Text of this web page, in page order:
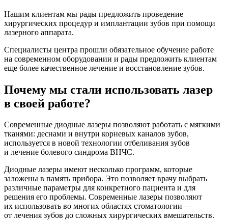
Нашим клиентам мы рады предложить проведение
хирургических процедур и имплантации зубов при помощи
лазерного аппарата.
Специалисты центра прошли обязательное обучение работе
на современном оборудовании и рады предложить клиентам
еще более качественное лечение и восстановление зубов.
Почему мы стали использовать лазер
в своей работе?
Современные диодные лазеры позволяют работать с мягкими
тканями: деснами и внутри корневых каналов зубов,
используется в новой технологии отбеливания зубов
и лечение болевого синдрома ВНЧС.
Диодные лазеры имеют несколько программ, которые
заложены в память прибора. Это позволяет врачу выбрать
различные параметры для конкретного пациента и для
решения его проблемы. Современные лазеры позволяют
их использовать во многих областях стоматологии —
от лечения зубов до сложных хирургических вмешательств.